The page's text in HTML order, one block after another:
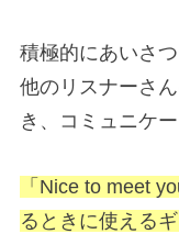
積極的にあいさ
他のリスナーさ
き、コミュニケ
「Nice to meet
るときに使える